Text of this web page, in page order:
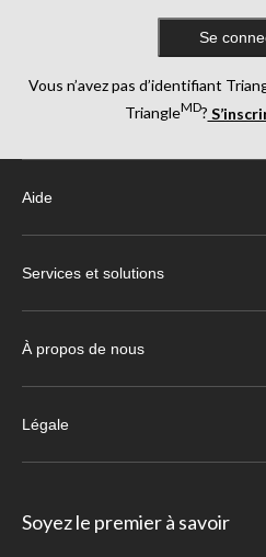
Se
Vous n’avez pas d’identifiant
TriangleMD?
Aide
Services et solutions
À propos de nous
Légale
Soyez le premier à savoir